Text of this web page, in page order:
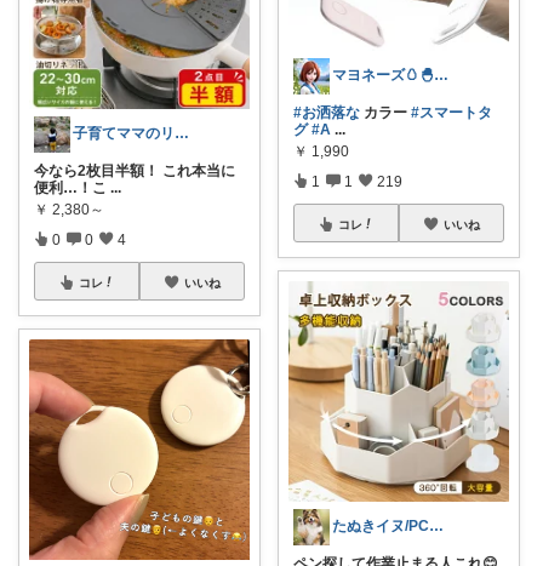
子育てママのリアルセレクト
今なら2枚目半額！ これ本当に
便利…！こ ...
￥ 2,380～
0 0 4
コレ いいね
マヨネーズ🥚‪🐣✨️お礼はプロフで♪
#お洒落な カラー #スマートタ
グ #A ...
￥ 1,990
1 1 219
コレ いいね
たぬきイヌ/PC作業でのお悩み改善を紹介